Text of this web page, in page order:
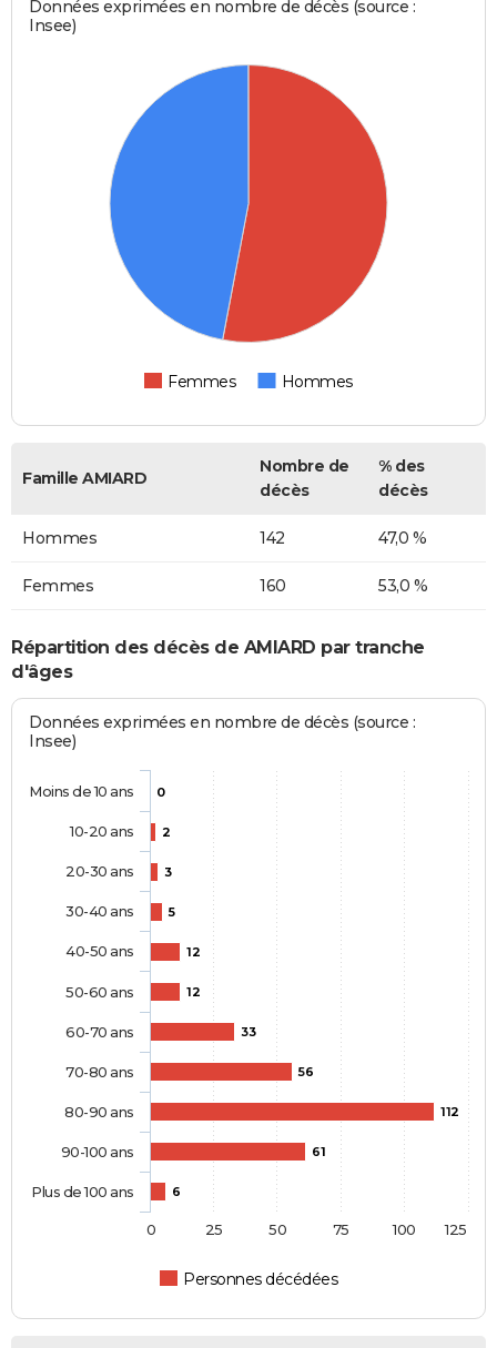
Données exprimées en nombre de décès (source :
Insee)
Femmes Hommes
Famille AMIARD
Nombre de
décès
% des
décès
Hommes 142 47,0 %
Femmes 160 53,0 %
Répartition des décès de AMIARD par tranche
d'âges
Données exprimées en nombre de décès (source :
Insee)
0
2
3
5
12
12
33
56
112
61
6
Personnes décédées
Moins de 10 ans
10-20 ans
20-30 ans
30-40 ans
40-50 ans
50-60 ans
60-70 ans
70-80 ans
80-90 ans
90-100 ans
Plus de 100 ans
0 100
25 50 75 125